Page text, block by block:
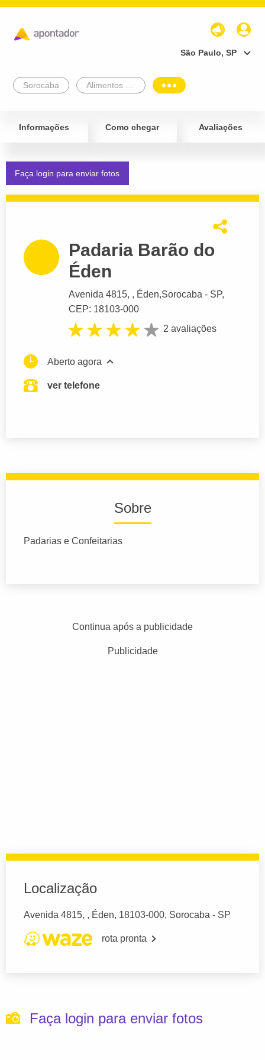
São Paulo, SP
Sorocaba
Informações Como chegar Avaliações
Faça login para enviar fotos
Padaria Barão do
Éden
Avenida 4815, , Éden,Sorocaba - SP,
CEP: 18103-000
2 avaliações
Aberto agora
ver telefone
Sobre
Padarias e Confeitarias
Continua após a publicidade
Publicidade
Localização
Avenida 4815, , Éden, 18103-000, Sorocaba - SP
rota pronta
Faça login para enviar fotos